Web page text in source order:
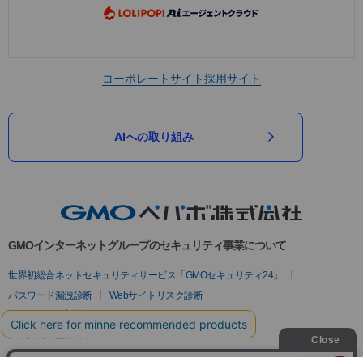
コーポレートサイト採用サイト
AIへの取り組み
GMOインターネットグループのセキュリティ事業について
世界初総合ネットセキュリティサービス「GMOセキュリティ24」
パスワード漏洩診断
Webサイトリスク診断
セキュリティ相談AIチャットボット
実在証明・盗聴対策
サイバー攻撃対策（GMOサイバーセキュリティ byイエラエ）